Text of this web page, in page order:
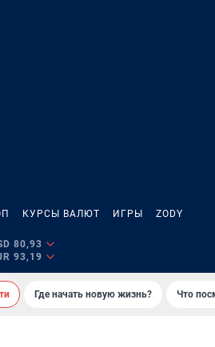
КУРСЫ ВАЛЮТ ИГРЫ ZODY
80,93
93,19
Где начать новую жизнь? Что